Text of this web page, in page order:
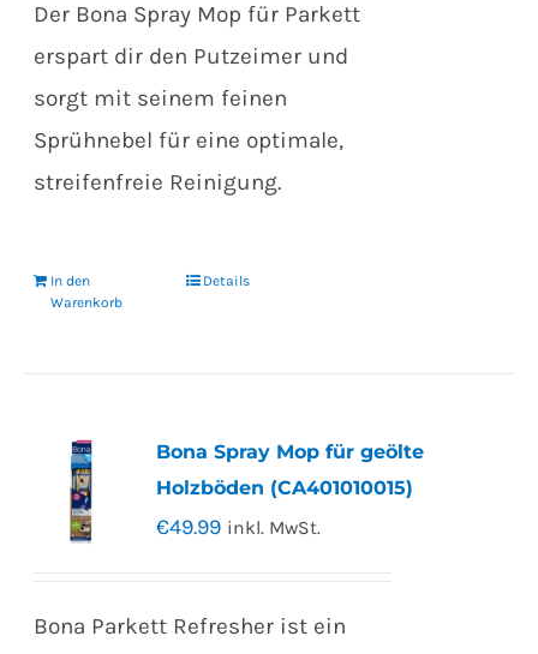
Der Bona Spray Mop für Parkett
erspart dir den Putzeimer und
sorgt mit seinem feinen
Sprühnebel für eine optimale,
streifenfreie Reinigung.
In den
Warenkorb
Details
Bona Spray Mop für geölte
Holzböden (CA401010015)
€49.99 inkl. MwSt.
Bona Parkett Refresher ist ein